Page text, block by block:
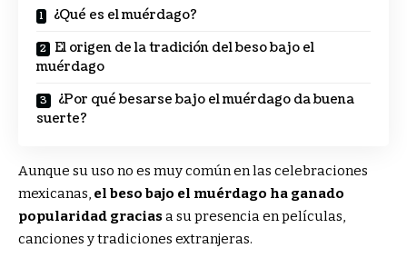
¿Qué es el muérdago?
El origen de la tradición del beso bajo el
muérdago
¿Por qué besarse bajo el muérdago da buena
suerte?
Aunque su uso no es muy común en las celebraciones
mexicanas, el beso bajo el muérdago ha ganado
popularidad graciasa su presencia en películas,
canciones y tradiciones extranjeras.